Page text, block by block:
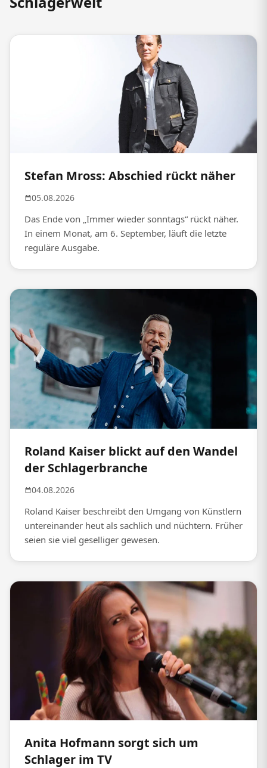
Stefan Mross: Abschied rückt näher
05.08.2026
Das Ende von „Immer wieder sonntags“ rückt näher.
In einem Monat, am 6. September, läuft die letzte
reguläre Ausgabe.
Roland Kaiser blickt auf den Wandel
der Schlagerbranche
04.08.2026
Roland Kaiser beschreibt den Umgang von Künstlern
untereinander heut als sachlich und nüchtern. Früher
seien sie viel geselliger gewesen.
Anita Hofmann sorgt sich um
Schlager im TV